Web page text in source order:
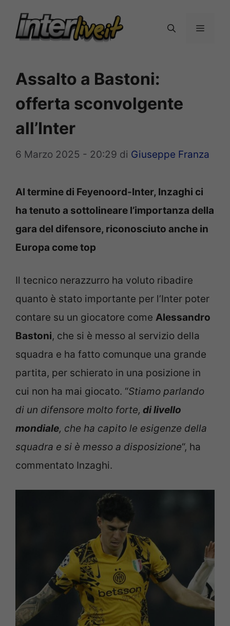
Menu
Assalto a Bastoni:
offerta sconvolgente
all’Inter
6 Marzo 2025 - 20:29 di Giuseppe Franza
Al termine di Feyenoord-Inter, Inzaghi ci
ha tenuto a sottolineare l’importanza della
gara del difensore, riconosciuto anche in
Europa come top
Il tecnico nerazzurro ha voluto ribadire
quanto è stato importante per l’Inter poter
contare su un giocatore come Alessandro
Bastoni, che si è messo al servizio della
squadra e ha fatto comunque una grande
partita, per schierato in una posizione in
cui non ha mai giocato. “Stiamo parlando
di un difensore molto forte, di livello
mondiale, che ha capito le esigenze della
squadra e si è messo a disposizione“, ha
commentato Inzaghi.